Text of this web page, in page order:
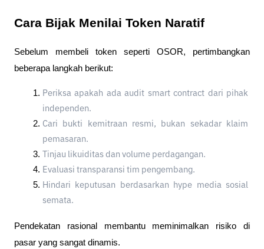
Cara Bijak Menilai Token Naratif
Sebelum membeli token seperti OSOR, pertimbangkan
beberapa langkah berikut:
Periksa apakah ada audit smart contract dari pihak
independen.
Cari bukti kemitraan resmi, bukan sekadar klaim
pemasaran.
Tinjau likuiditas dan volume perdagangan.
Evaluasi transparansi tim pengembang.
Hindari keputusan berdasarkan hype media sosial
semata.
Pendekatan rasional membantu meminimalkan risiko di
pasar yang sangat dinamis.